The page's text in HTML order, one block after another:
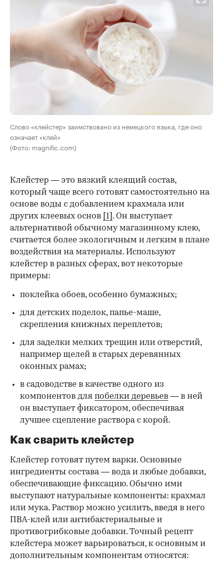
Слово «клейстер» заимствовано из немецкого языка, где оно
означает «клей»
(Фото: magnific.com)
00:00 / 00:00
Клейстер — это вязкий клеящий состав,
который чаще всего готовят самостоятельно на
основе воды с добавлением крахмала или
других клеевых основ [1] . Он выступает
альтернативой обычному магазинному клею,
считается более экологичным и легким в плане
воздействия на материалы. Используют
клейстер в разных сферах, вот некоторые
примеры:
поклейка обоев, особенно бумажных;
для детских поделок, папье-маше,
скрепления книжных переплетов;
для заделки мелких трещин или отверстий,
например щелей в старых деревянных
оконных рамах;
в садоводстве в качестве одного из
компонентов для побелки деревьев — в ней
он выступает фиксатором, обеспечивая
лучшее сцепление раствора с корой.
Как сварить клейстер
Клейстер готовят путем варки. Основные
ингредиенты состава — вода и любые добавки,
обеспечивающие фиксацию. Обычно ими
выступают натуральные компоненты: крахмал
или мука. Раствор можно усилить, введя в него
ПВА-клей или антибактериальные и
противогрибковые добавки. Точный рецепт
клейстера может варьироваться, к основным и
дополнительным компонентам относятся: